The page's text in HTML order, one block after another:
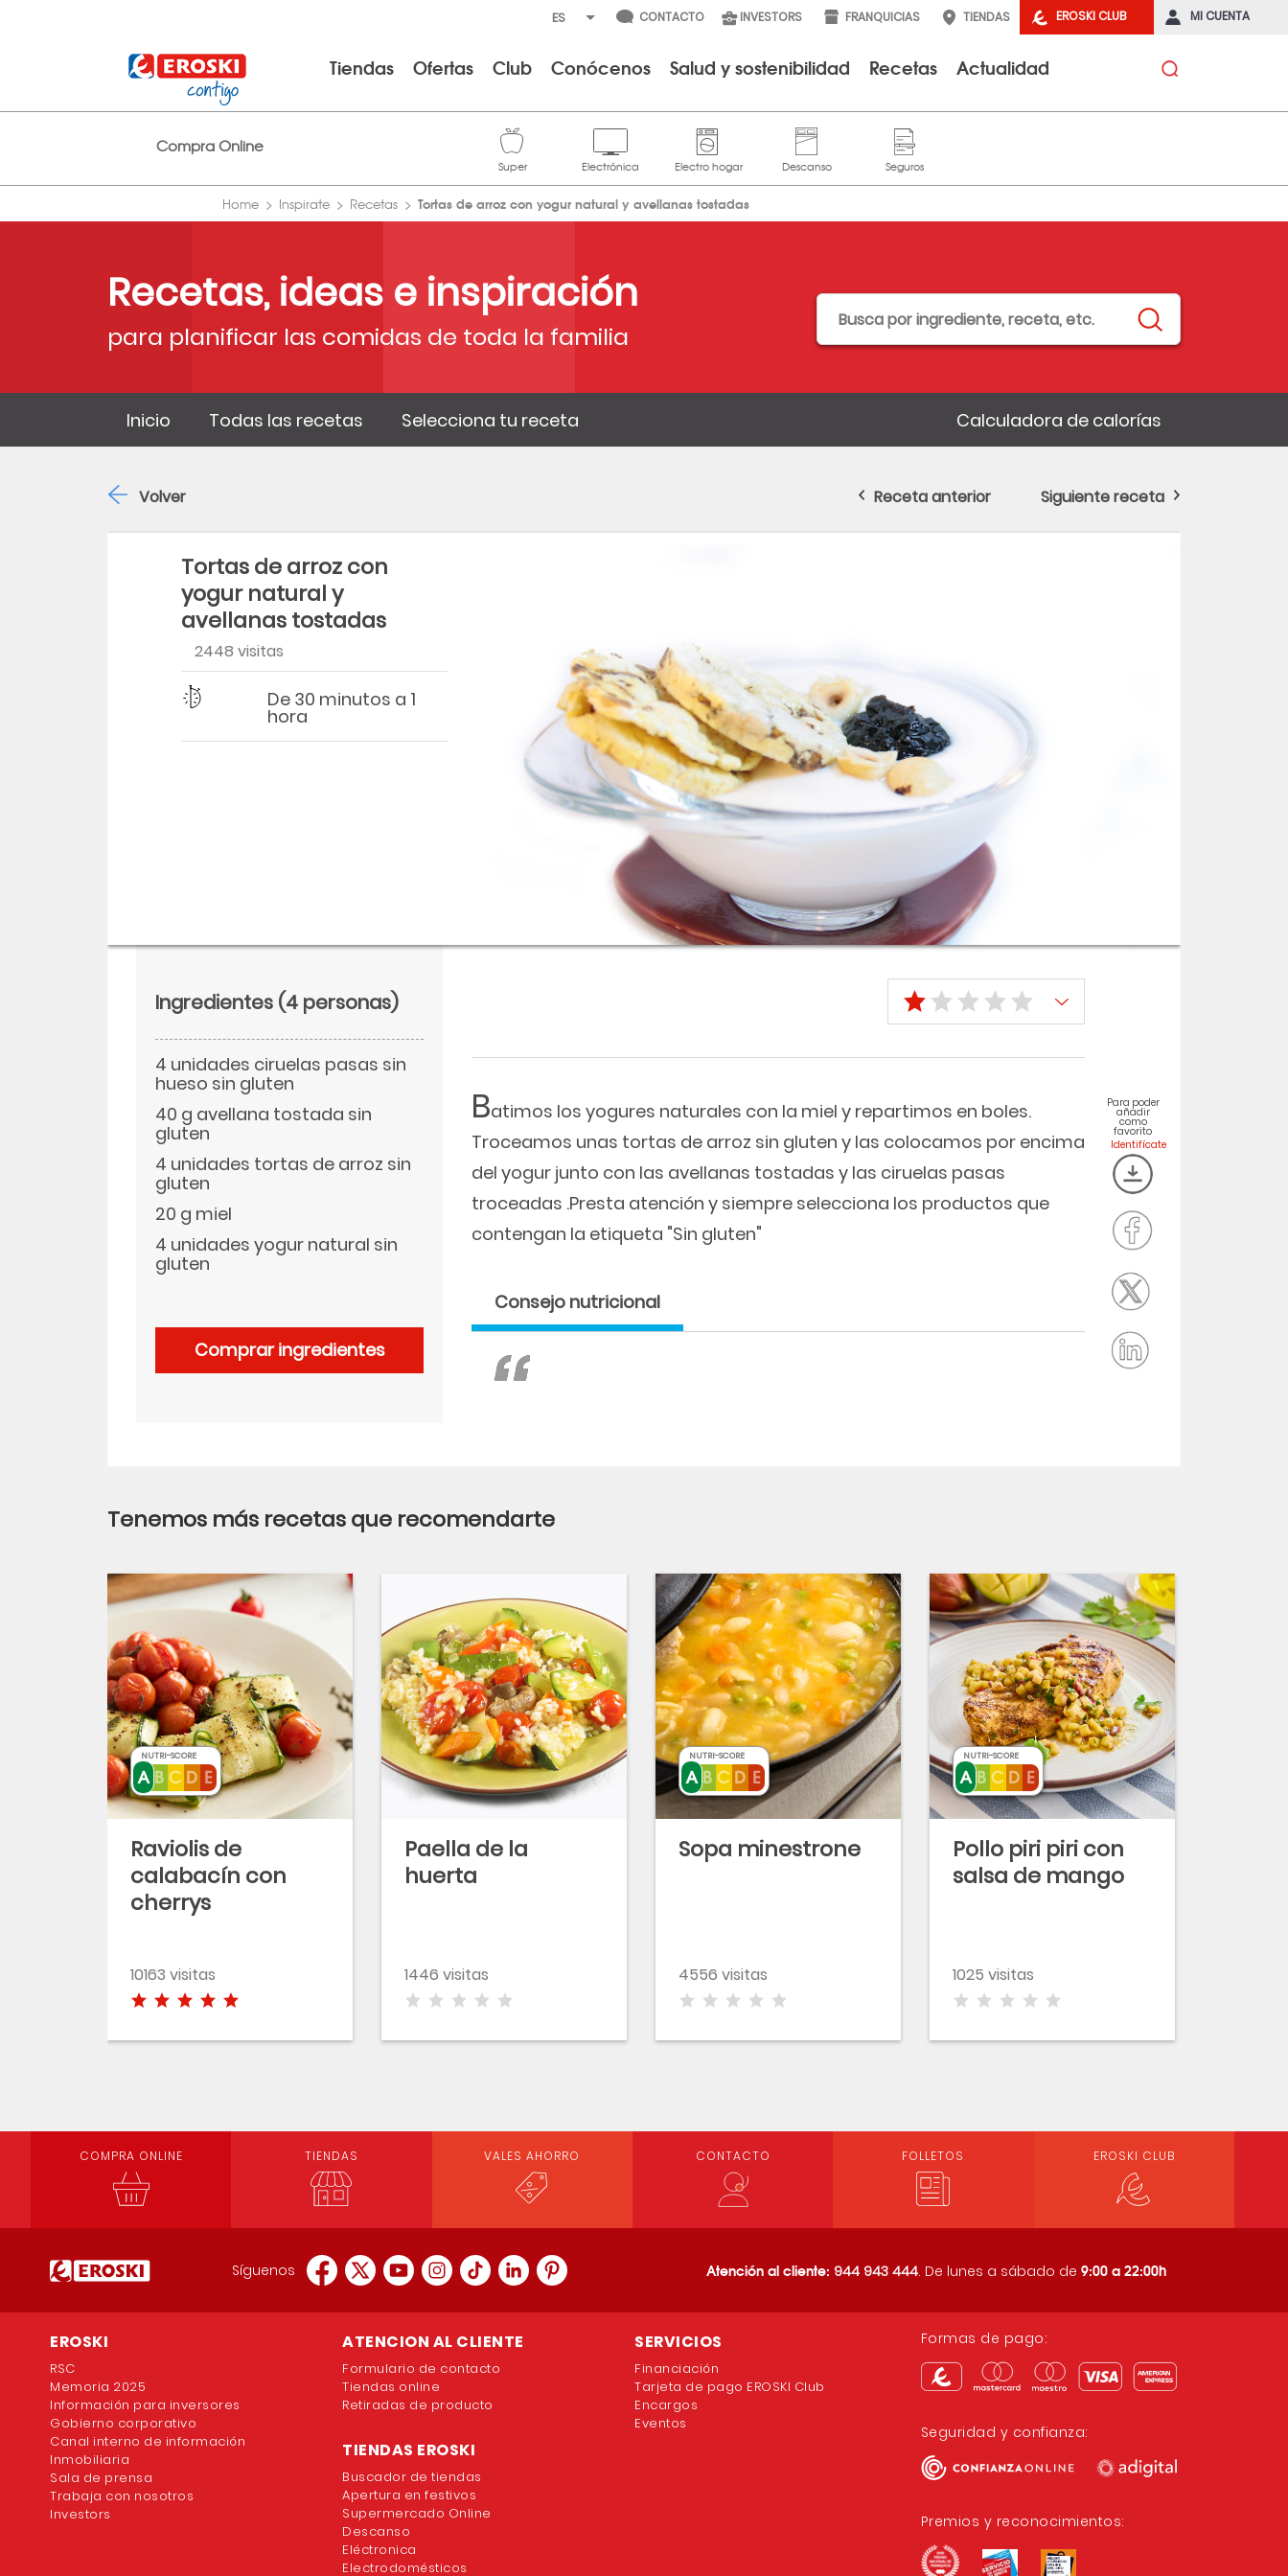
EROSKI CLUB MI CUENTA
CONTACTO INVESTORS FRANQUICIAS TIENDAS
Tiendas Ofertas Club Conócenos Salud y sostenibilidad Recetas Actualidad
Compra Online
Home Inspirate Recetas Tortas de arroz con yogur natural y avellanas tostadas
Recetas, ideas e inspiración
para planificar las comidas de toda la familia
Inicio Todas las recetas Selecciona tu receta Calculadora de calorías
Tortas de arroz con
yogur natural y
avellanas tostadas
2448 visitas
Dificultad
Tiempo De 30 minutos a 1
hora
Batimos los yogures naturales con la miel y repartimos en boles.
Troceamos unas tortas de arroz sin gluten y las colocamos por encima
del yogur junto con las avellanas tostadas y las ciruelas pasas
troceadas .Presta atención y siempre selecciona los productos que
contengan la etiqueta "Sin gluten"
Consejo nutricional
Para poder
añadir
como
favorito
Ingredientes (4 personas)
4 unidades ciruelas pasas sin
hueso sin gluten
40 g avellana tostada sin
gluten
4 unidades tortas de arroz sin
gluten
20 g miel
4 unidades yogur natural sin
gluten
Comprar ingredientes
Volver Receta anterior Siguiente receta
Tenemos más recetas que recomendarte
Raviolis de
calabacín con
cherrys
10163 visitas
NUTRI-SCORE
Paella de la
huerta
1446 visitas
Sopa minestrone
4556 visitas
NUTRI-SCORE
Pollo piri piri con
salsa de mango
1025 visitas
NUTRI-SCORE
COMPRA ONLINE TIENDAS VALES AHORRO CONTACTO FOLLETOS EROSKI CLUB
Síguenos Atención al cliente: 944 943 444. De lunes a sábado de 9:00 a 22:00h
EROSKI
RSC
Memoria 2025
Información para inversores
Gobierno corporativo
Canal interno de información
Inmobiliaria
Sala de prensa
Trabaja con nosotros
Investors
ATENCION AL CLIENTE
Formulario de contacto
Tiendas online
Retiradas de producto
TIENDAS EROSKI
Buscador de tiendas
Apertura en festivos
Supermercado Online
Descanso
Eléctronica
Electrodomésticos
SERVICIOS
Financiación
Tarjeta de pago EROSKI Club
Encargos
Eventos
Formas de pago:
Seguridad y confianza:
Premios y reconocimientos: